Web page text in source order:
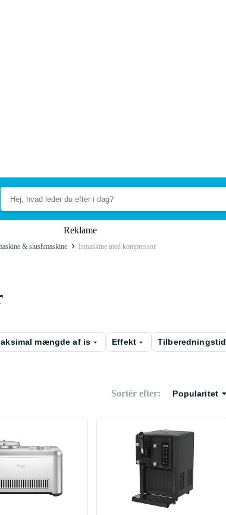
Reklame
& slushmaskine Ismaskine med kompressor
mængde af is Effekt Tilberedningstid
Sortér efter: Popularitet